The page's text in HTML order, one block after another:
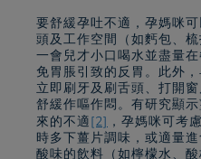
要舒緩孕吐不適，孕媽咪
頭及工作空間（如麫包、
一會兒才小口喝水並盡量
免胃脹引致的反胃。此外
立即刷牙及刷舌頭、打開
舒緩作嘔作悶。有研究顯
來的不適[2] ，孕媽咪可考
時多下薑片調味，或適量
酸味的飲料（如檸檬水、